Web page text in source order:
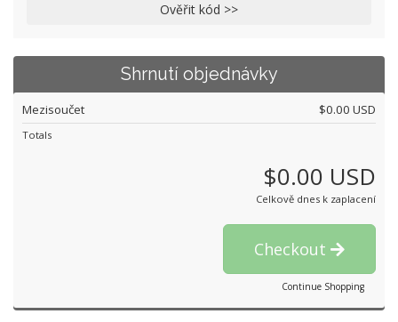
Ověřit kód >>
Shrnutí objednávky
Mezisoučet $0.00 USD
Totals
$0.00 USD
Celkově dnes k zaplacení
Checkout
Continue Shopping